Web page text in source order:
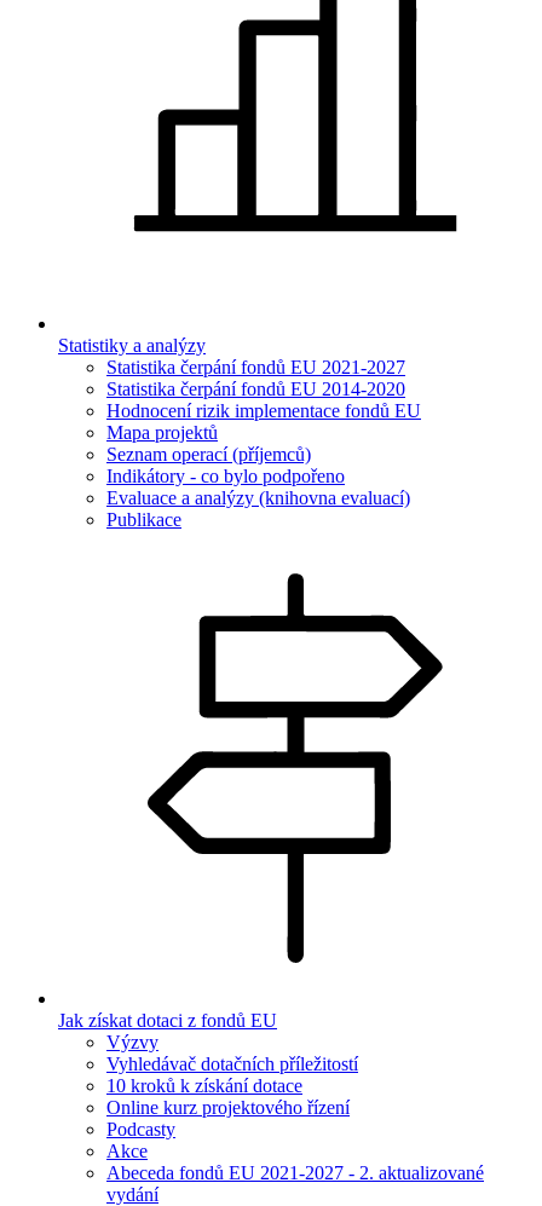
Statistiky a analýzy
Statistika čerpání fondů EU 2021-2027
Statistika čerpání fondů EU 2014-2020
Hodnocení rizik implementace fondů EU
Mapa projektů
Seznam operací (příjemců)
Indikátory - co bylo podpořeno
Evaluace a analýzy (knihovna evaluací)
Publikace
Jak získat dotaci z fondů EU
Výzvy
Vyhledávač dotačních příležitostí
10 kroků k získání dotace
Online kurz projektového řízení
Podcasty
Akce
Abeceda fondů EU 2021-2027 - 2. aktualizované
vydání